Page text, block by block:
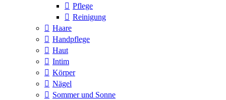
Pflege
Reinigung
Haare
Handpflege
Haut
Intim
Körper
Nägel
Sommer und Sonne